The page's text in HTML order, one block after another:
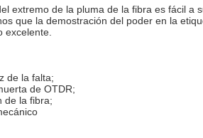
de la pluma de la fibra es fácil a
que la demostración del poder en la
excelente.
de la falta;
de OTDR;
de la fibra;